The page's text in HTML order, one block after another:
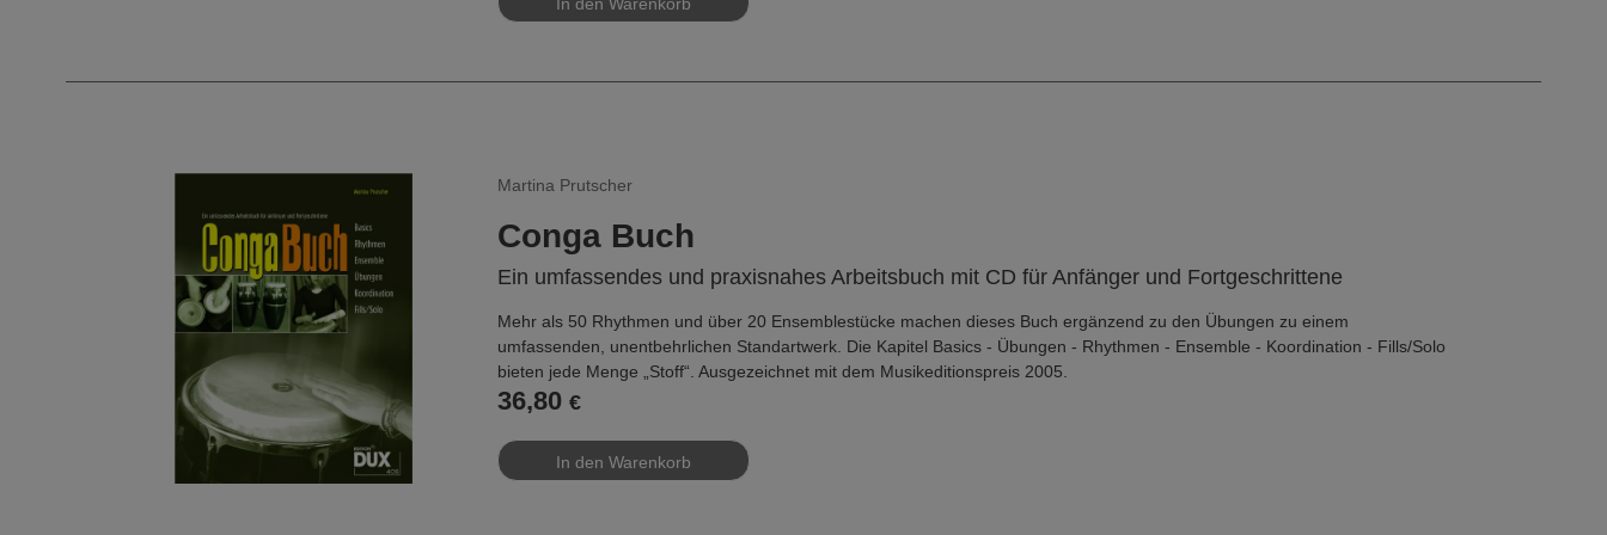
Martina Prutscher
Conga Buch
Ein umfassendes und praxisnahes Arbeitsbuch mit CD für Anfänger und Fortgeschrittene
Mehr als 50 Rhythmen und über 20 Ensemblestücke machen dieses Buch ergänzend zu den Übungen zu einem
umfassenden, unentbehrlichen Standartwerk. Die Kapitel Basics - Übungen - Rhythmen - Ensemble - Koordination - Fills/Solo
bieten jede Menge „Stoff“. Ausgezeichnet mit dem Musikeditionspreis 2005.
36,80 €